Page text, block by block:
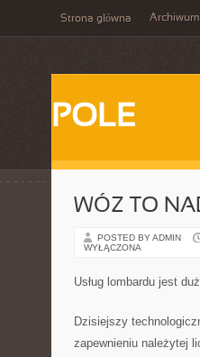
Strona główna Archiwum
POLE
WÓZ TO
POSTED BY ADMIN
WYŁĄCZONA
Usług lombardu jest
Dzisiejszy
zapewnieniu należytej